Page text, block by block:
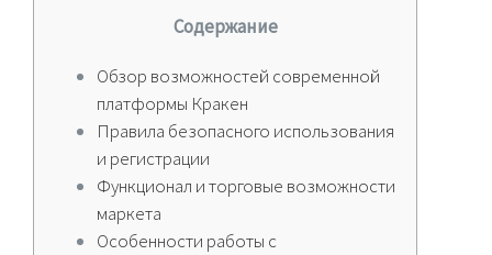
Содержание
Обзор возможностей современной
платформы Кракен
Правила безопасного использования
и регистрации
Функционал и торговые возможности
маркета
Особенности работы с